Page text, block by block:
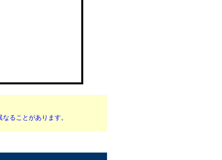
ることがあります。